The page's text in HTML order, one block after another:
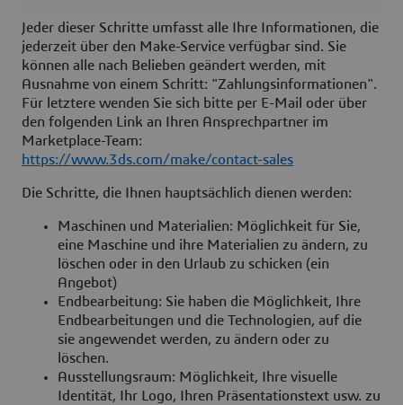
Jeder dieser Schritte umfasst alle Ihre Informationen, die
jederzeit über den Make-Service verfügbar sind. Sie
können alle nach Belieben geändert werden, mit
Ausnahme von einem Schritt: "Zahlungsinformationen".
Für letztere wenden Sie sich bitte per E-Mail oder über
den folgenden Link an Ihren Ansprechpartner im
Marketplace-Team:
https://www.3ds.com/make/contact-sales
Die Schritte, die Ihnen hauptsächlich dienen werden:
Maschinen und Materialien: Möglichkeit für Sie,
eine Maschine und ihre Materialien zu ändern, zu
löschen oder in den Urlaub zu schicken (ein
Angebot)
Endbearbeitung: Sie haben die Möglichkeit, Ihre
Endbearbeitungen und die Technologien, auf die
sie angewendet werden, zu ändern oder zu
löschen.
Ausstellungsraum: Möglichkeit, Ihre visuelle
Identität, Ihr Logo, Ihren Präsentationstext usw. zu